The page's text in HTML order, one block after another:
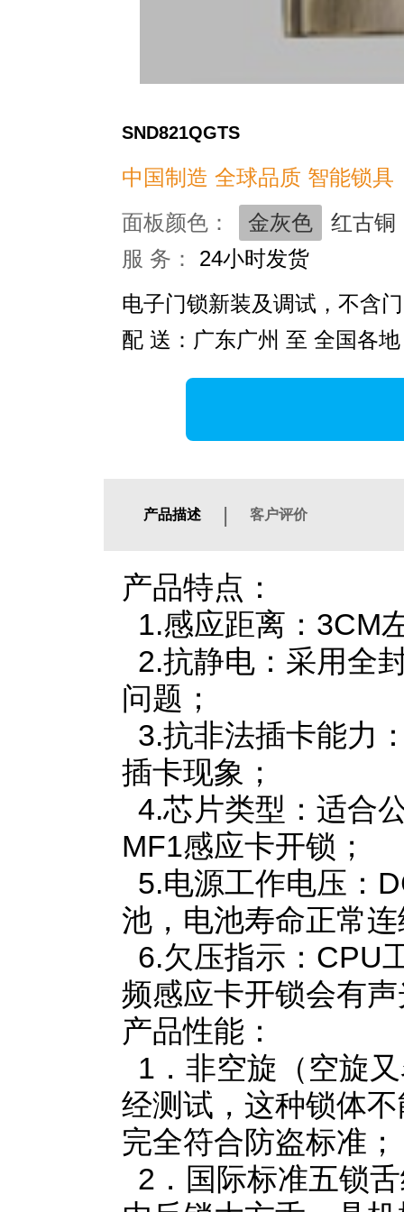
SND821QGTS
中国制造 全球品质 智能锁具
面板颜色：
金灰色
红古铜
服 务：
24小时发货
电子门锁新装及调试，不含
配 送：广东广州 至 全国各地
产品描述 | 客户评价
产品特点：
1.感应距离：3CM
2.抗静电：采用全
问题；
3.抗非法插卡能力
插卡现象；
4.芯片类型：适合
MF1感应卡开锁；
5.电源工作电压：
池，电池寿命正常
6.欠压指示：CPU
频感应卡开锁会有
产品性能：
1．非空旋（空旋
经测试，这种锁体
完全符合防盗标准；
2．国际标准五锁